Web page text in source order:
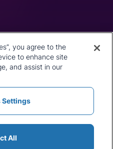
偏好中心
隐私政策
条款与细则
新闻和媒体
条款与细则
Cookie 列表
you agree to the
to enhance site
and assist in our
Settings
All